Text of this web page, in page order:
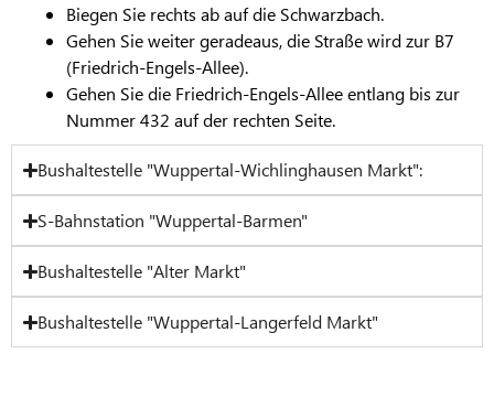
Biegen Sie rechts ab auf die Schwarzbach.
Gehen Sie weiter geradeaus, die Straße wird zur B7
(Friedrich-Engels-Allee).
Gehen Sie die Friedrich-Engels-Allee entlang bis zur
Nummer 432 auf der rechten Seite.
Bushaltestelle "Wuppertal-Wichlinghausen Markt":
S-Bahnstation "Wuppertal-Barmen"
Bushaltestelle "Alter Markt"
Bushaltestelle "Wuppertal-Langerfeld Markt"